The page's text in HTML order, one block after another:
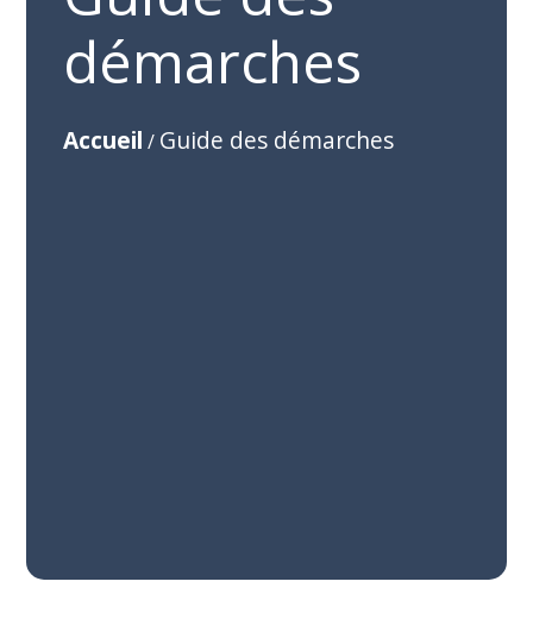
démarches
Accueil / Guide des démarches